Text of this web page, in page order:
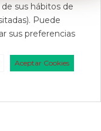
sus hábitos de
Puede
sus preferencias
Aceptar Cookies